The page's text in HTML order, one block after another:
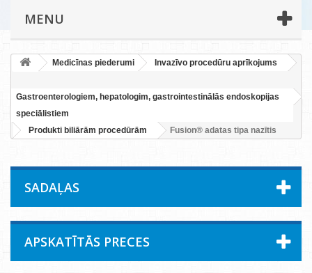
MENU
Medicīnas piederumi Invazīvo procedūru aprīkojums
Gastroenterologiem, hepatologim, gastrointestinālās endoskopijas
speciālistiem
Produkti biliārām procedūrām
Fusion® adatas tipa nazītis
SADAĻAS
APSKATĪTĀS PRECES